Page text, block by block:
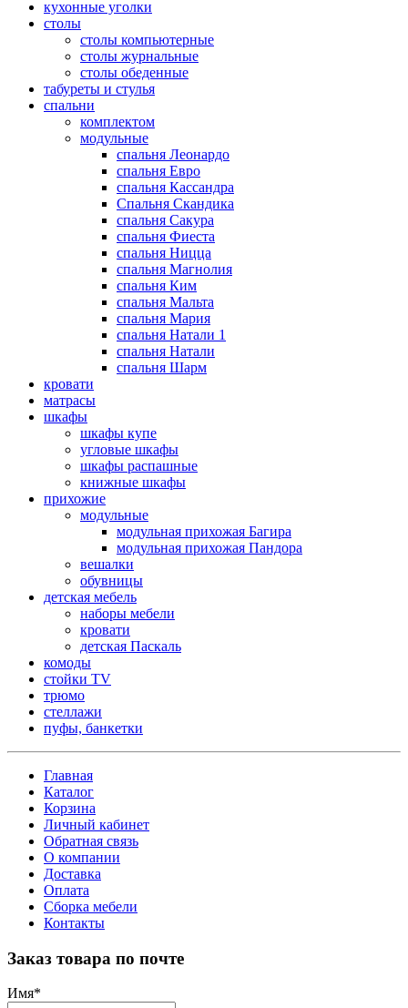
кухонные уголки
столы
столы компьютерные
столы журнальные
столы обеденные
табуреты и стулья
спальни
комплектом
модульные
спальня Леонардо
спальня Евро
спальня Кассандра
Спальня Скандика
спальня Сакура
спальня Фиеста
спальня Ницца
спальня Магнолия
спальня Ким
спальня Мальта
спальня Мария
спальня Натали 1
спальня Натали
спальня Шарм
кровати
матрасы
шкафы
шкафы купе
угловые шкафы
шкафы распашные
книжные шкафы
прихожие
модульные
модульная прихожая Багира
модульная прихожая Пандора
вешалки
обувницы
детская мебель
наборы мебели
кровати
детская Паскаль
комоды
стойки TV
трюмо
стеллажи
пуфы, банкетки
Главная
Каталог
Корзина
Личный кабинет
Обратная связь
О компании
Доставка
Оплата
Сборка мебели
Контакты
Заказ товара по почте
Имя*